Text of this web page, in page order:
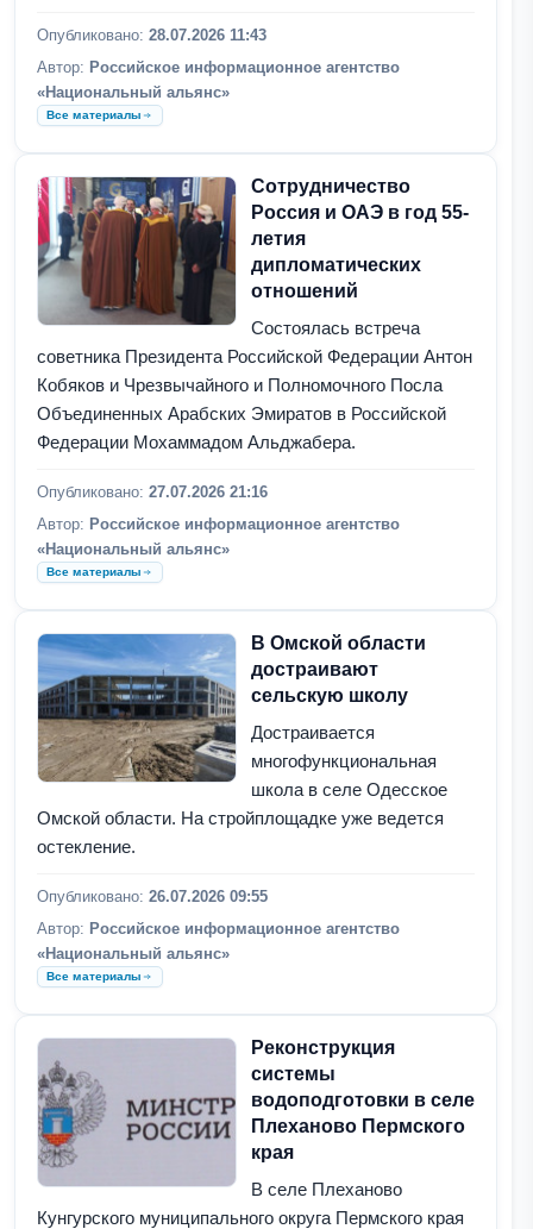
Опубликовано: 28.07.2026 11:43
Автор: Российское информационное агентство
«Национальный альянс»
Все материалы
Сотрудничество
Россия и ОАЭ в год 55-
летия
дипломатических
отношений
Состоялась встреча
советника Президента Российской Федерации Антон
Кобяков и Чрезвычайного и Полномочного Посла
Объединенных Арабских Эмиратов в Российской
Федерации Мохаммадом Альджабера.
Опубликовано: 27.07.2026 21:16
Автор: Российское информационное агентство
«Национальный альянс»
Все материалы
В Омской области
достраивают
сельскую школу
Достраивается
многофункциональная
школа в селе Одесское
Омской области. На стройплощадке уже ведется
остекление.
Опубликовано: 26.07.2026 09:55
Автор: Российское информационное агентство
«Национальный альянс»
Все материалы
Реконструкция
системы
водоподготовки в селе
Плеханово Пермского
края
В селе Плеханово
Кунгурского муниципального округа Пермского края